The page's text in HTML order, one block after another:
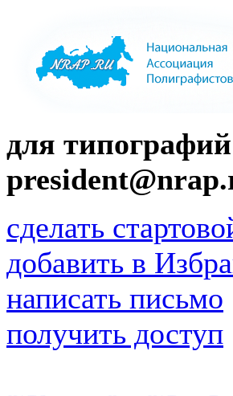
для
сделать
добавить в
написать письмо
получить доступ